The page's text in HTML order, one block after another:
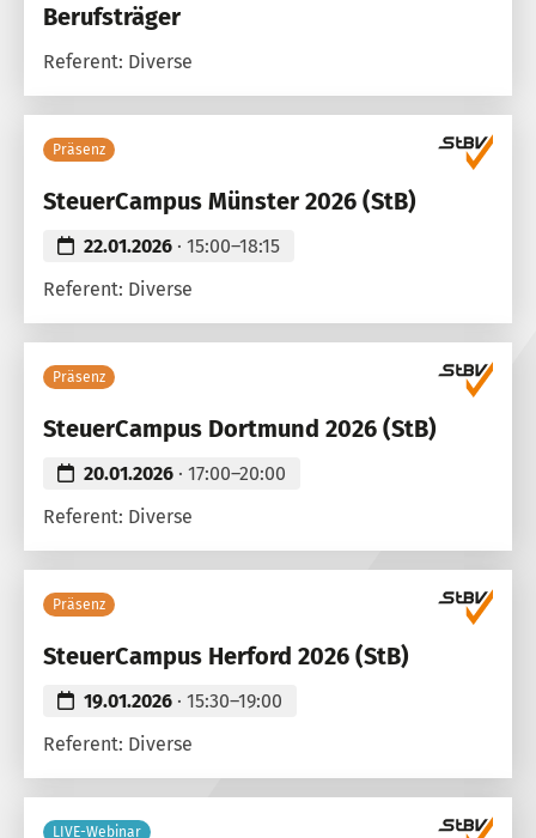
Berufsträger
Referent: Diverse
Präsenz
SteuerCampus Münster 2026 (StB)
22.01.2026 · 15:00–18:15
Referent: Diverse
Präsenz
SteuerCampus Dortmund 2026 (StB)
20.01.2026 · 17:00–20:00
Referent: Diverse
Präsenz
SteuerCampus Herford 2026 (StB)
19.01.2026 · 15:30–19:00
Referent: Diverse
LIVE-Webinar